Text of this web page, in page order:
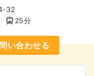
32
25分
い合わせる